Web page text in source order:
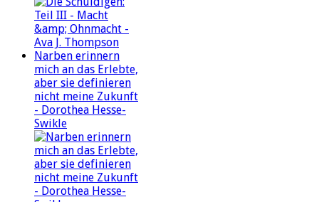
Narben erinnern
mich an das Erlebte,
aber sie definieren
nicht meine Zukunft
- Dorothea Hesse-
Swikle